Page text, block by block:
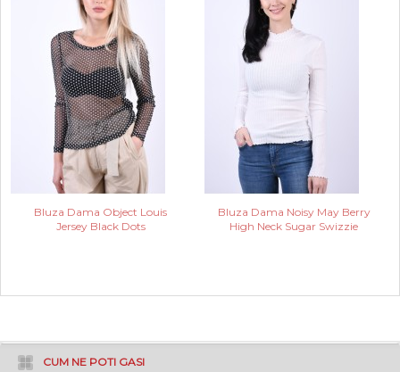
Bluza Dama Object Louis
Jersey Black Dots
Bluza Dama Noisy May Berry
High Neck Sugar Swizzie
CUM NE POTI GASI